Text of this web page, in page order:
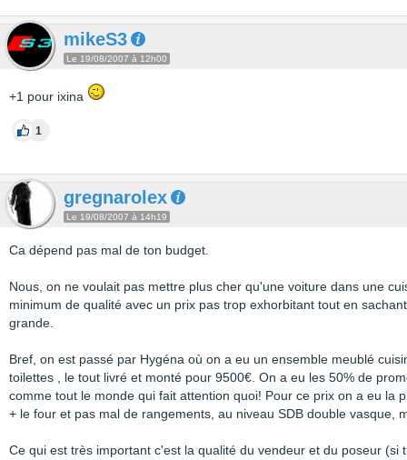
mikeS3
Le 19/08/2007 à 12h00
+1 pour ixina
1
gregnarolex
Le 19/08/2007 à 14h19
Ca dépend pas mal de ton budget.
Nous, on ne voulait pas mettre plus cher qu'une voiture dans une
minimum de qualité avec un prix pas trop exhorbitant tout en
grande.
Bref, on est passé par Hygéna où on a eu un ensemble meublé
toilettes , le tout livré et monté pour 9500€. On a eu les 50% de
comme tout le monde qui fait attention quoi! Pour ce prix on a eu la
+ le four et pas mal de rangements, au niveau SDB double vasque,
Ce qui est très important c'est la qualité du vendeur et du poseur (si